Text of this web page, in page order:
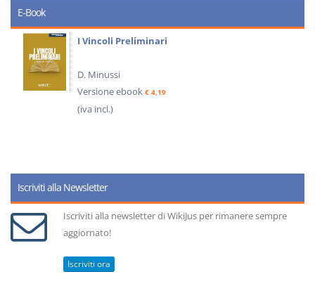
E-Book
I Vincoli Preliminari
D. Minussi
Versione ebook € 4,19
(iva incl.)
Iscriviti alla Newsletter
Iscriviti alla newsletter di WikiJus per rimanere sempre
aggiornato!
Iscriviti ora